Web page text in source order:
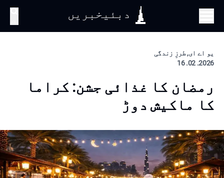
دبئیخبریں
یو اے ای, طرزِ زندگی
2026. 02. 16
رمضان کا غذائی جشن: کراما
کا ماکیش دوڑ